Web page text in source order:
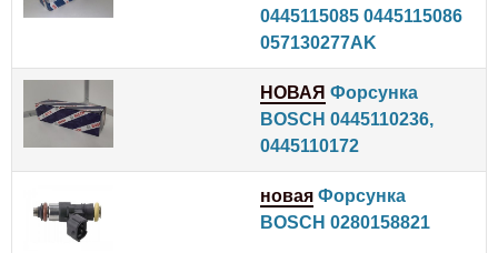
0445115085 0445115086
057130277AK
НОВАЯ Форсунка
BOSCH 0445110236,
0445110172
новая Форсунка
BOSCH 0280158821